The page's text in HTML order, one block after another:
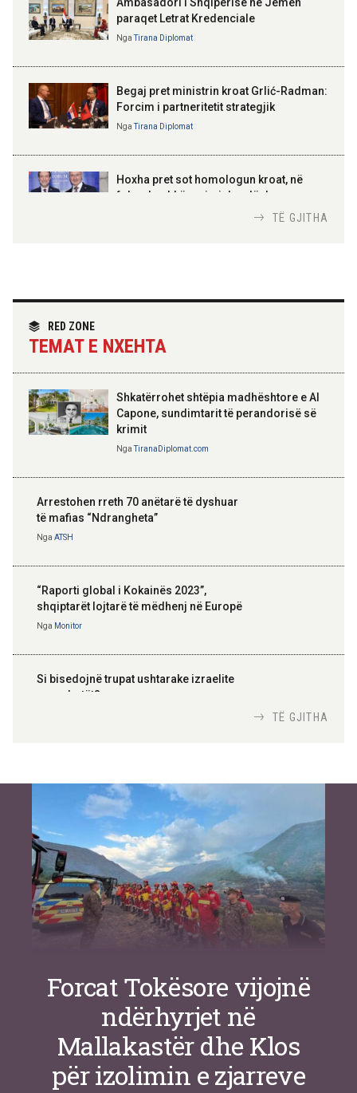
Kosovë!
100-vjetori i themelimit të
Urdhrit të Skënderbeut
Ambasadori i Shqipërisë në Jemen
paraqet Letrat Kredenciale
Nga Tirana Diplomat
Begaj pret ministrin kroat Grlić-Radman:
Forcim i partneritetit strategjik
Nga Tirana Diplomat
Hoxha pret sot homologun kroat, në
fokus bashkëpunimi dypalësh
partneritetit strategjik
TË GJITHA
RED ZONE
TEMAT E NXEHTA
Shkatërrohet shtëpia madhështore e Al
Capone, sundimtarit të perandorisë së
krimit
Nga TiranaDiplomat.com
Arrestohen rreth 70 anëtarë të dyshuar
të mafias “Ndrangheta”
Nga ATSH
“Raporti global i Kokainës 2023”,
shqiptarët lojtarë të mëdhenj në Europë
Nga Monitor
Si bisedojnë trupat ushtarake izraelite
me robotët?
inteligjente izraelite
TË GJITHA
Forcat Tokësore vijojnë
ndërhyrjet në
Mallakastër dhe Klos
për izolimin e zjarreve